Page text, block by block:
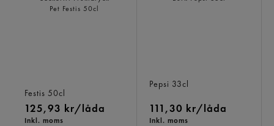
Festis 50cl
125,93 kr/låda
Inkl. moms
Pepsi 33cl
111,30 kr/låda
Inkl. moms